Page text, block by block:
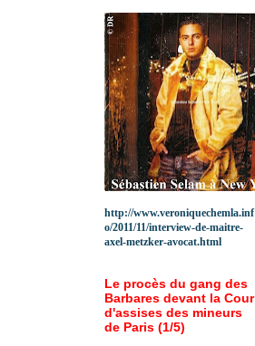
http://www.veroniquechemla.inf
o/2011/11/interview-de-maitre-
axel-metzker-avocat.html
Le procès du gang des
Barbares devant la Cour
d'assises des mineurs
de Paris (1/5)